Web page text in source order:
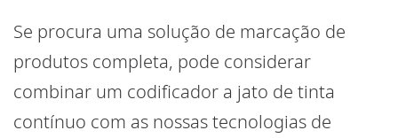
Se procura uma solução de marcação de
produtos completa, pode considerar
combinar um codificador a jato de tinta
contínuo com as nossas tecnologias de